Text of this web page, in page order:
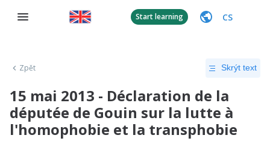
Start learning CS
Zpět Skrýt text
15 mai 2013 - Déclaration de la
députée de Gouin sur la lutte à
l'homophobie et la transphobie